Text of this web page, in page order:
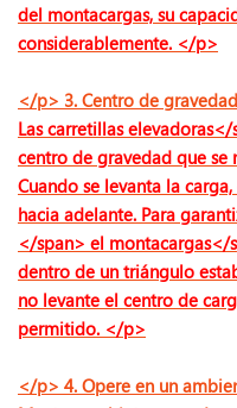
del montacargas, su
considerablemente. </p>
</p> 3. Centro de
Las carretillas
centro de gravedad que se
Cuando se levanta la
hacia adelante. Para
</span> el montacargas</
dentro de un triángulo
no levante el centro de
permitido. </p>
</p> 4. Opere en un